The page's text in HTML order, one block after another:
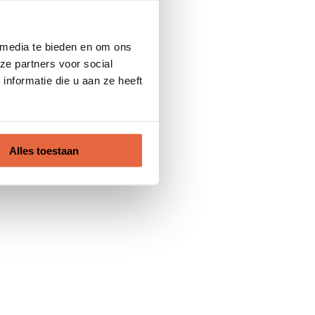
te bieden en om ons
partners voor social
die u aan ze heeft
Alles toestaan